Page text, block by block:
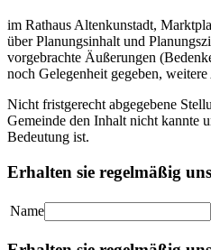
im Rathaus Altenkunstadt,
über Planungsinhalt und
vorgebrachte Äußerungen
noch Gelegenheit gegeben,
Nicht fristgerecht abgegebene
Gemeinde den Inhalt nicht kannte
Bedeutung ist.
Erhalten sie regelmäßig
Name